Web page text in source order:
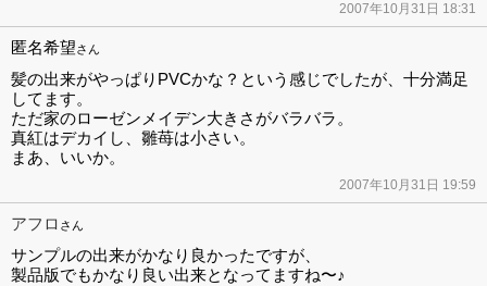
2007年10月31日 18:31
匿名希望さん
髪の出来がやっぱりPVCかな？という感じでしたが、十分満足
してます。
ただ家のローゼンメイデン大きさがバラバラ。
真紅はデカイし、雛苺は小さい。
まあ、いいか。
2007年10月31日 19:59
アフロ さん
サンプルの出来がかなり良かったですが、
製品版でもかなり良い出来となってますね〜♪